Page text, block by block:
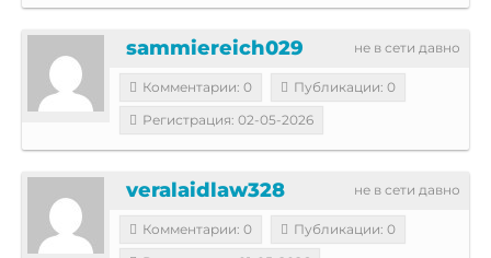
не в сети давно
sammiereich029
Комментарии: 0
Публикации: 0
Регистрация: 02-05-2026
не в сети давно
veralaidlaw328
Комментарии: 0
Публикации: 0